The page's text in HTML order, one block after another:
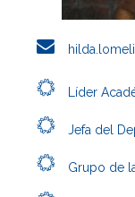
Líder
Jefa del
Grupo de